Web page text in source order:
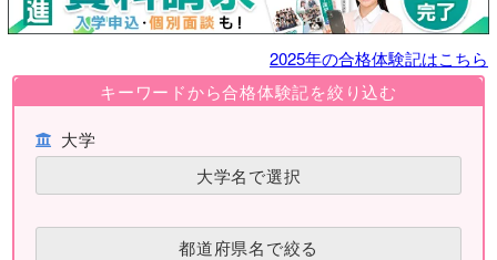
2025年の合格体験記はこちら
キーワードから合格体験記を絞り込む
大学
大学名で選択
都道府県名で絞る